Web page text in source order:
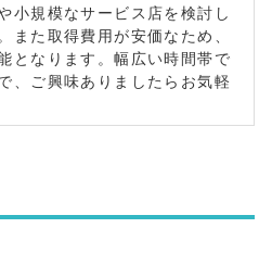
小規模なサービス店を検討し
また取得費用が安価なため、
となります。幅広い時間帯で
、ご興味ありましたらお気軽